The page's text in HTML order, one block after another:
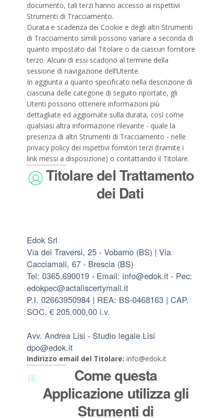
documento, tali terzi hanno accesso ai rispettivi
Strumenti di Tracciamento.
Durata e scadenza dei Cookie e degli altri Strumenti
di Tracciamento simili possono variare a seconda di
quanto impostato dal Titolare o da ciascun fornitore
terzo. Alcuni di essi scadono al termine della
sessione di navigazione dell’Utente.
In aggiunta a quanto specificato nella descrizione di
ciascuna delle categorie di seguito riportate, gli
Utenti possono ottenere informazioni più
dettagliate ed aggiornate sulla durata, così come
qualsiasi altra informazione rilevante - quale la
presenza di altri Strumenti di Tracciamento - nelle
privacy policy dei rispettivi fornitori terzi (tramite i
link messi a disposizione) o contattando il Titolare.
Titolare del Trattamento
dei Dati
Edok Srl
Via dei Traversi, 25 - Vobarno (BS) | Via
Cacciamali, 67 - Brescia (BS)
Tel: 0365.690019 - Email: info@edok.it - Pec:
edokpec@actaliscertymail.it
P.I. 02663950984 | REA: BS-0468163 | CAP.
SOC. € 205.000,00 i.v.
Avv. Andrea Lisi - Studio legale Lisi
dpo@edok.it
Indirizzo email del Titolare: info@edok.it
Come questa
Applicazione utilizza gli
Strumenti di